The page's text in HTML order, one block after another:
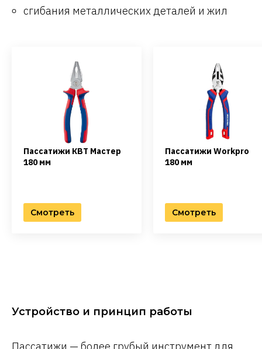
сгибания металлических деталей и жил
Пассатижи КВТ Мастер
180 мм
Смотреть
Пассатижи Workpro
180 мм
Смотреть
Устройство и принцип работы
Пассатижи — более грубый инструмент для